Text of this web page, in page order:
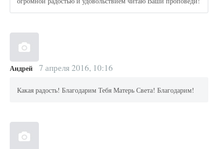
Андрей 7 апреля 2016, 10:16
Какая радость! Благодарим Тебя Матерь Света! Благодарим!